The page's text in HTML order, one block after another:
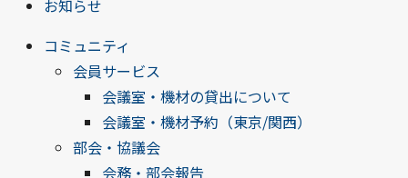
お知らせ
コミュニティ
会員サービス
会議室・機材の貸出について
会議室・機材予約（東京/関西）
部会・協議会
会務・部会報告